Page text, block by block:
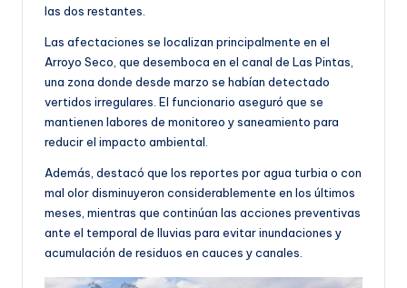
las dos restantes.
Las afectaciones se localizan principalmente en el
Arroyo Seco, que desemboca en el canal de Las Pintas,
una zona donde desde marzo se habían detectado
vertidos irregulares. El funcionario aseguró que se
mantienen labores de monitoreo y saneamiento para
reducir el impacto ambiental.
Además, destacó que los reportes por agua turbia o con
mal olor disminuyeron considerablemente en los últimos
meses, mientras que continúan las acciones preventivas
ante el temporal de lluvias para evitar inundaciones y
acumulación de residuos en cauces y canales.